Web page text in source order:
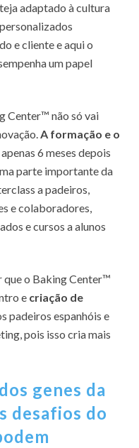
adaptado à cultura
e cliente e aqui o
um papel
Center™ não só vai
A formação e o
apenas 6 meses depois
parte importante da
a padeiros,
e colaboradores,
e cursos a alunos
que o Baking Center™
e criação de
padeiros espanhóis e
pois isso cria mais
genes da
desafios do